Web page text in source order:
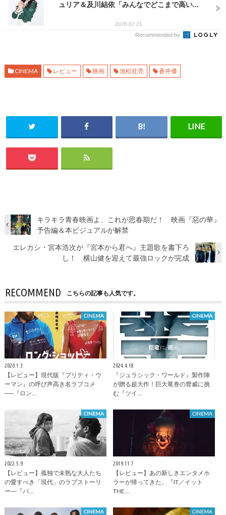
ュリア＆及川結依「みんなでどこまで高い...
2026.07.21
Recommended by
CINEMA レビュー 映画 池松壮亮 蒼井優
キラキラ青春映画よ、これが思春期だ！ 映画『惡の華』
予告編＆本ビジュアルが解禁
エレカシ・宮本浩次が『宮本から君へ』主題歌を書下ろ
し！ 横山健を迎えて最強ロックが完成
RECOMMEND こちらの記事も人気です。
CINEMA
2020.1.3
【レビュー】現代版『プリティ・ウ
ーマン』の呼び声高き名ラブコメ
──『ロン…
CINEMA
2024.4.18
『ジュラシック・ワールド』製作陣
が贈る超大作！巨大竜巻の脅威に挑
む『ツイ…
CINEMA
2022.5.9
【レビュー】孤独で未熟な大人たち
の愛すべき「現代」のラブストーリ
ー―『パ…
CINEMA
2019.11.7
【レビュー】あの新しきエンタメホ
ラーが帰ってきた。『IT／イット
THE…
CINEMA CINEMA